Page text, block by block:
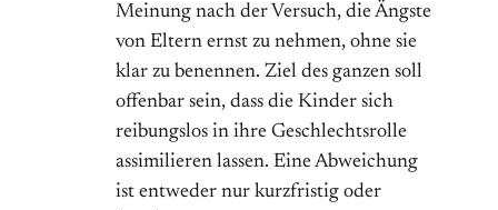
Meinung nach der Versuch, die Ängste
von Eltern ernst zu nehmen, ohne sie
klar zu benennen. Ziel des ganzen soll
offenbar sein, dass die Kinder sich
reibungslos in ihre Geschlechtsrolle
assimilieren lassen. Eine Abweichung
ist entweder nur kurzfristig oder